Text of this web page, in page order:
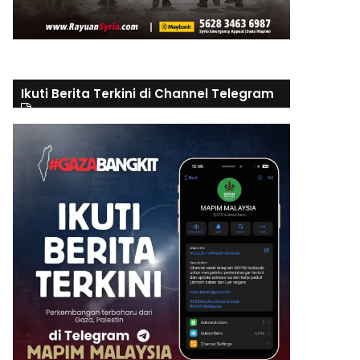
Ikuti Berita Terkini di Channel Telegram